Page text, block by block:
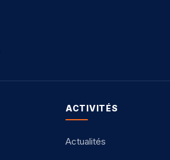
ACTIVITÉS
Actualités